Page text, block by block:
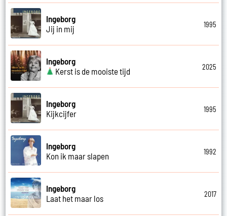
Ingeborg
Jij in mij
1995
Ingeborg
Kerst is de mooiste tijd
2025
Ingeborg
Kijkcijfer
1995
Ingeborg
Kon ik maar slapen
1992
Ingeborg
Laat het maar los
2017